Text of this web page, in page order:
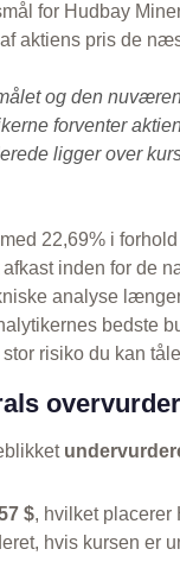
for Hudbay
aktiens pris de
og den
forventer
ligger over
22,69% i
inden for de
analyse
bedste
risiko du kan
$, hvilket placerer
hvis kursen er